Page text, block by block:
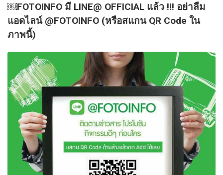
￼FOTOINFO มี LINE@ OFFICIAL แล้ว !!! อย่าลืม
แอดไลน์ @FOTOINFO (หรือสแกน QR Code ใน
ภาพนี้)